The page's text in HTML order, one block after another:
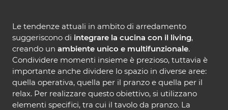
Le tendenze attuali in ambito di arredamento
suggeriscono di integrare la cucina con il living,
creando un ambiente unico e multifunzionale.
Condividere momenti insieme è prezioso, tuttavia è
importante anche dividere lo spazio in diverse aree:
quella operativa, quella per il pranzo e quella per il
relax. Per realizzare questo obiettivo, si utilizzano
elementi specifici, tra cui il tavolo da pranzo. La